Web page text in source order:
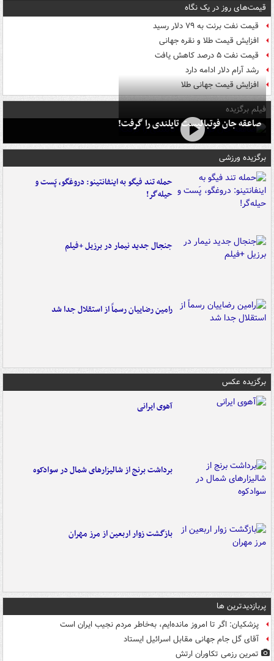
قیمت‌های روز در یک نگاه
قیمت نفت برنت به ۷۹ دلار رسید
افزایش قیمت طلا و نقره جهانی
قیمت نفت ۵ درصد کاهش یافت
رشد آرام دلار ادامه دارد
افزایش قیمت جهانی طلا
فیلم برگزیده
صاعقه جان فوتبالیست تایلندی را گرفت!
برگزیده ورزشی
حمله تند فیگو به اینفانتینو: دروغگو، پَست‌ و
حیله‌گر!
جنجال جدید نیمار در برزیل +فیلم
رامین رضاییان رسماً از استقلال جدا شد
برگزیده عکس
آهوی ایرانی
برداشت برنج از شالیزارهای شمال در سوادکوه
بازگشت زوار اربعین از مرز مهران
پربازدیدترین ها
پزشکیان: اگر تا امروز مانده‌ایم، به‌خاطر مردم نجیب ایران است
آقای گل جام جهانی مقابل اسرائیل ایستاد
تمرین رزمی تکاوران ارتش